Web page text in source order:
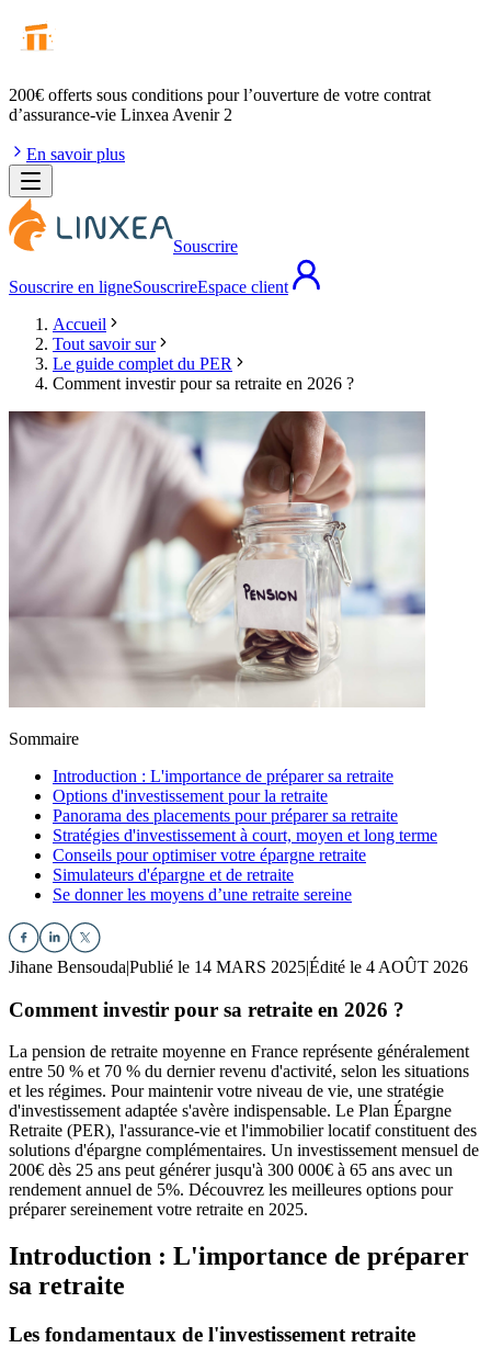
200€ offerts sous conditions pour l’ouverture de votre contrat
d’assurance-vie Linxea Avenir 2
En savoir plus
Souscrire
Souscrire en ligneSouscrireEspace client
Accueil
Tout savoir sur
Le guide complet du PER
Comment investir pour sa retraite en 2026 ?
Sommaire
Introduction : L'importance de préparer sa retraite
Options d'investissement pour la retraite
Panorama des placements pour préparer sa retraite
Stratégies d'investissement à court, moyen et long terme
Conseils pour optimiser votre épargne retraite
Simulateurs d'épargne et de retraite
Se donner les moyens d’une retraite sereine
Jihane Bensouda|Publié le 14 MARS 2025|Édité le 4 AOÛT 2026
Comment investir pour sa retraite en 2026 ?
La pension de retraite moyenne en France représente généralement
entre 50 % et 70 % du dernier revenu d'activité, selon les situations
et les régimes. Pour maintenir votre niveau de vie, une stratégie
d'investissement adaptée s'avère indispensable. Le Plan Épargne
Retraite (PER), l'assurance-vie et l'immobilier locatif constituent des
solutions d'épargne complémentaires. Un investissement mensuel de
200€ dès 25 ans peut générer jusqu'à 300 000€ à 65 ans avec un
rendement annuel de 5%. Découvrez les meilleures options pour
préparer sereinement votre retraite en 2025.
Introduction : L'importance de préparer
sa retraite
Les fondamentaux de l'investissement retraite